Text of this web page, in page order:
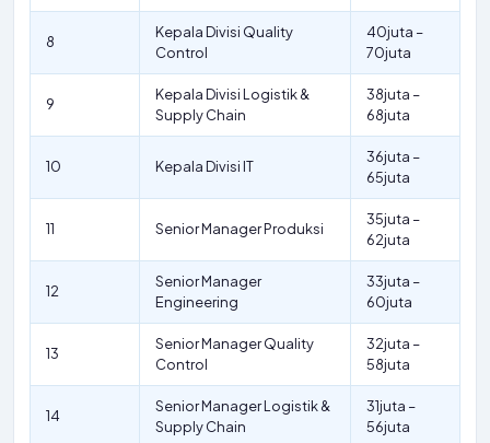
8
Kepala Divisi Quality
Control
40juta –
70juta
9
Kepala Divisi Logistik &
Supply Chain
38juta –
68juta
10 Kepala Divisi IT
36juta –
65juta
11 Senior Manager Produksi
35juta –
62juta
12
Senior Manager
Engineering
33juta –
60juta
13
Senior Manager Quality
Control
32juta –
58juta
14
Senior Manager Logistik &
Supply Chain
31juta –
56juta